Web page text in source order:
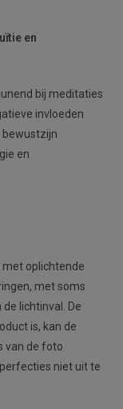
en
bij meditaties
invloeden
bewustzijn
en
met oplichtende
met soms
lichtinval. De
is, kan de
van de foto
niet uit te